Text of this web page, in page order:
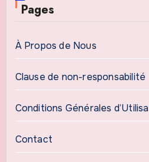
Pages
À Propos de Nous
Clause de non-responsabilité
Conditions Générales
Contact